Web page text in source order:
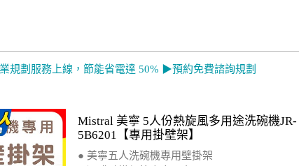
規劃服務上線，節能省電達 50% ▶預約免費諮詢規劃
Mistral 美寧 5人份熱旋風多用途洗碗機JR-
5B6201【專用掛壁架】
● 美寧五人洗碗機專用壁掛架